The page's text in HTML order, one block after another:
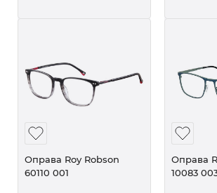
Оправа Roy Robson
60110 001
Оправа
10083